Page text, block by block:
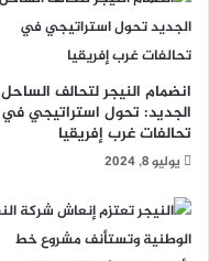
انضمام النيجر لتحالف الساحل
الجديد: تحول استراتيجي في
تحالفات غرب إفريقيا
يوليو 8, 2024